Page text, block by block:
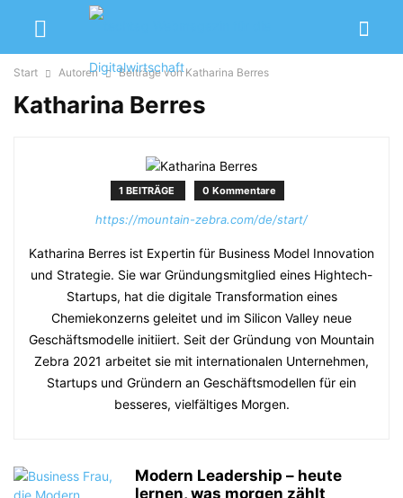
Start Autoren Beiträge von Katharina Berres
Katharina Berres
1 BEITRÄGE 0 Kommentare
https://mountain-zebra.com/de/start/
Katharina Berres ist Expertin für Business Model Innovation
und Strategie. Sie war Gründungsmitglied eines Hightech-
Startups, hat die digitale Transformation eines
Chemiekonzerns geleitet und im Silicon Valley neue
Geschäftsmodelle initiiert. Seit der Gründung von Mountain
Zebra 2021 arbeitet sie mit internationalen Unternehmen,
Startups und Gründern an Geschäftsmodellen für ein
besseres, vielfältiges Morgen.
Modern Leadership – heute
lernen, was morgen zählt